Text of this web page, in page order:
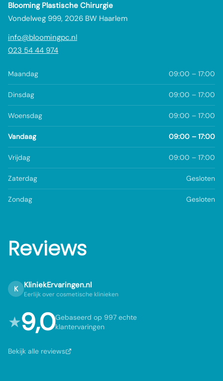
Blooming Plastische Chirurgie
Vondelweg 999, 2026 BW Haarlem
info@bloomingpc.nl
023 54 44 974
Maandag 09:00 – 17:00
Dinsdag 09:00 – 17:00
Woensdag 09:00 – 17:00
Vandaag 09:00 – 17:00
Vrijdag 09:00 – 17:00
Zaterdag Gesloten
Zondag Gesloten
Reviews
K KliniekErvaringen.nl
Eerlijk over cosmetische klinieken
★9,0Gebaseerd op 997 echte
klantervaringen
Bekijk alle reviews